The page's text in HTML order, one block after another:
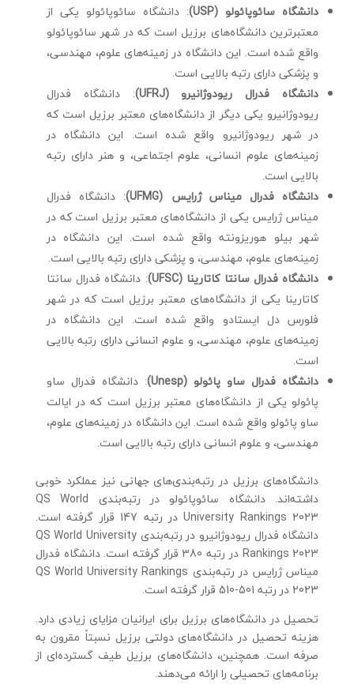
دانشگاه سائوپائولو (USP)
: دانشگاه سائوپائولو یکی از
معتبرترین دانشگاه‌های برزیل است که در شهر سائوپائولو
واقع شده است. این دانشگاه در زمینه‌های علوم، مهندسی،
و پزشکی دارای رتبه بالایی است.
دانشگاه فدرال ریودوژانیرو (UFRJ)
: دانشگاه فدرال
ریودوژانیرو یکی دیگر از دانشگاه‌های معتبر برزیل است که
در شهر ریودوژانیرو واقع شده است. این دانشگاه در
زمینه‌های علوم انسانی، علوم اجتماعی، و هنر دارای رتبه
بالایی است.
دانشگاه فدرال میناس ژرایس (UFMG)
: دانشگاه فدرال
میناس ژرایس یکی از دانشگاه‌های معتبر برزیل است که در
شهر بیلو هوریزونته واقع شده است. این دانشگاه در
زمینه‌های علوم، مهندسی، و پزشکی دارای رتبه بالایی است.
دانشگاه فدرال سانتا کاتارینا (UFSC)
: دانشگاه فدرال سانتا
کاتارینا یکی از دانشگاه‌های معتبر برزیل است که در شهر
فلورس دل ایستادو واقع شده است. این دانشگاه در
زمینه‌های علوم، مهندسی، و علوم انسانی دارای رتبه بالایی
است.
دانشگاه فدرال ساو پائولو (Unesp)
: دانشگاه فدرال ساو
پائولو یکی از دانشگاه‌های معتبر برزیل است که در ایالت
ساو پائولو واقع شده است. این دانشگاه در زمینه‌های علوم،
مهندسی، و علوم انسانی دارای رتبه بالایی است.
دانشگاه‌های برزیل در رتبه‌بندی‌های جهانی نیز عملکرد خوبی
داشته‌اند. دانشگاه سائوپائولو در رتبه‌بندی QS World
University Rankings 2023 در رتبه 147 قرار گرفته است.
دانشگاه فدرال ریودوژانیرو در رتبه‌بندی QS World University
Rankings 2023 در رتبه 380 قرار گرفته است. دانشگاه فدرال
میناس ژرایس در رتبه‌بندی QS World University Rankings
2023 در رتبه 501-510 قرار گرفته است.
تحصیل در دانشگاه‌های برزیل برای ایرانیان مزایای زیادی دارد.
هزینه تحصیل در دانشگاه‌های دولتی برزیل نسبتاً مقرون به
صرفه است. همچنین، دانشگاه‌های برزیل طیف گسترده‌ای از
برنامه‌های تحصیلی را ارائه می‌دهند.